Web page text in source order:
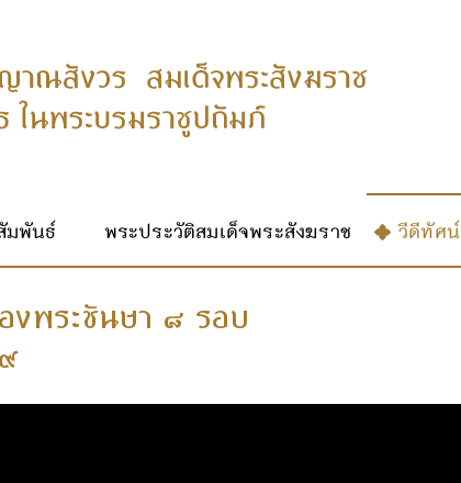
มพันธ์ พระประวัติสมเด็จพระสังฆราช วีดีทัศน์
งพระชันษา ๘ รอบ